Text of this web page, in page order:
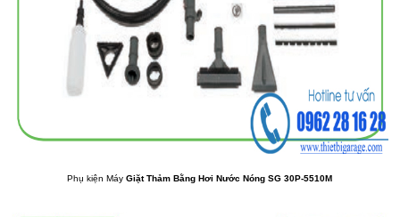
Phụ kiện MáyGiặt Thảm Bằng Hơi Nước Nóng SG 30P-5510M